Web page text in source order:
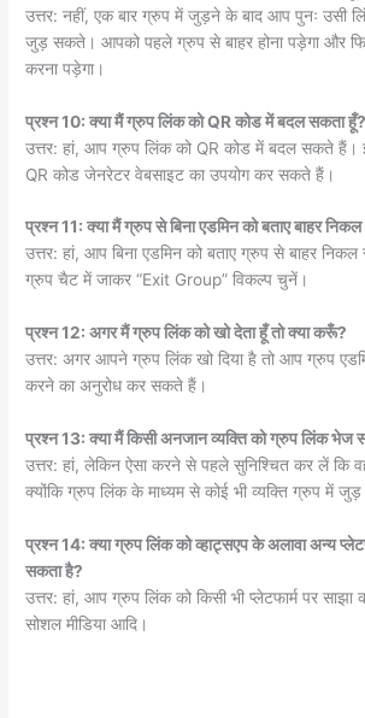
उत्तर: नहीं, एक बार ग्रुप में जुड़ने के बाद आप पुनः उसी
जुड़ सकते। आपको पहले ग्रुप से बाहर होना पड़ेगा और
करना पड़ेगा।
प्रश्न 10: क्या मैं ग्रुप लिंक को QR कोड में बदल सकता हूँ?
उत्तर: हां, आप ग्रुप लिंक को QR कोड में बदल सकते हैं।
QR कोड जेनरेटर वेबसाइट का उपयोग कर सकते हैं।
प्रश्न 11: क्या मैं ग्रुप से बिना एडमिन को बताए बाहर
उत्तर: हां, आप बिना एडमिन को बताए ग्रुप से बाहर
ग्रुप चैट में जाकर “Exit Group” विकल्प चुनें।
प्रश्न 12: अगर मैं ग्रुप लिंक को खो देता हूँ तो क्या करूँ?
उत्तर: अगर आपने ग्रुप लिंक खो दिया है तो आप ग्रुप
करने का अनुरोध कर सकते हैं।
प्रश्न 13: क्या मैं किसी अनजान व्यक्ति को ग्रुप लिंक भेज
उत्तर: हां, लेकिन ऐसा करने से पहले सुनिश्चित कर लें कि
क्योंकि ग्रुप लिंक के माध्यम से कोई भी व्यक्ति ग्रुप में
प्रश्न 14: क्या ग्रुप लिंक को व्हाट्सएप के अलावा अन्य
सकता है?
उत्तर: हां, आप ग्रुप लिंक को किसी भी प्लेटफार्म पर
सोशल मीडिया आदि।